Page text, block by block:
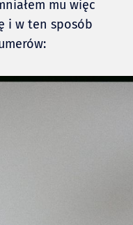
mu więc
i w ten sposób